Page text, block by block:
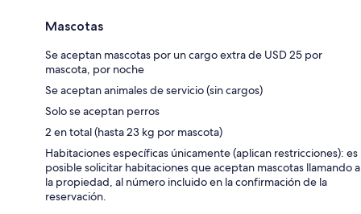
Mascotas
Se aceptan mascotas por un cargo extra de USD 25 por
mascota, por noche
Se aceptan animales de servicio (sin cargos)
Solo se aceptan perros
2 en total (hasta 23 kg por mascota)
Habitaciones específicas únicamente (aplican restricciones): es
posible solicitar habitaciones que aceptan mascotas llamando a
la propiedad, al número incluido en la confirmación de la
reservación.